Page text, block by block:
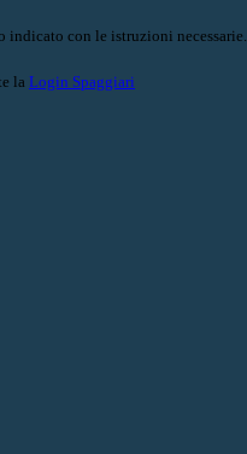
con le istruzioni necessarie.
la Login Spaggiari